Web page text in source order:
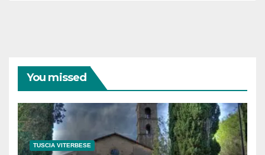
You missed
TUSCIA VITERBESE